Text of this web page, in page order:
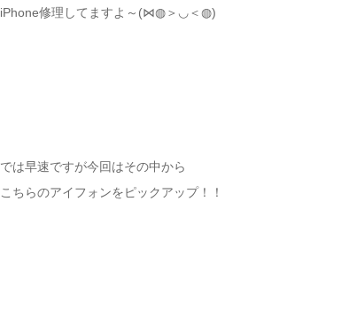
iPhone修理してますよ～(⋈◍＞◡＜◍)
では早速ですが今回はその中から
こちらのアイフォンをピックアップ！！